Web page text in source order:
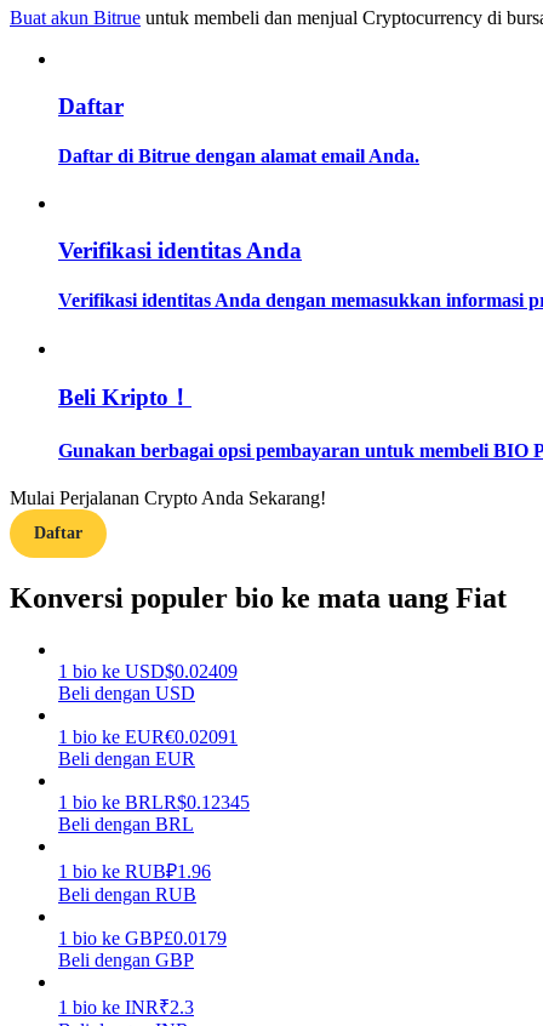
Informasi
Analisis data besar termasuk info perdagangan, dll.
Memandu
Strategi perdagangan
Pelajari cara untuk tetap menghasilkan keuntungan
Buat akun Bitrue untuk membeli dan menjual Cryptocurrency di
Daftar
Daftar di Bitrue dengan alamat email Anda.
Verifikasi identitas Anda
Verifikasi identitas Anda dengan memasukkan informasi
Beli Kripto！
Gunakan berbagai opsi pembayaran untuk membeli BIO
Mulai Perjalanan Crypto Anda Sekarang!
Daftar
Konversi populer bio ke mata uang Fiat
1 bio ke USD$0.02409
Beli dengan USD
1 bio ke EUR€0.02091
Beli dengan EUR
1 bio ke BRLR$0.12345
Beli dengan BRL
1 bio ke RUB₽1.96
Beli dengan RUB
1 bio ke GBP£0.0179
Beli dengan GBP
1 bio ke INR₹2.3